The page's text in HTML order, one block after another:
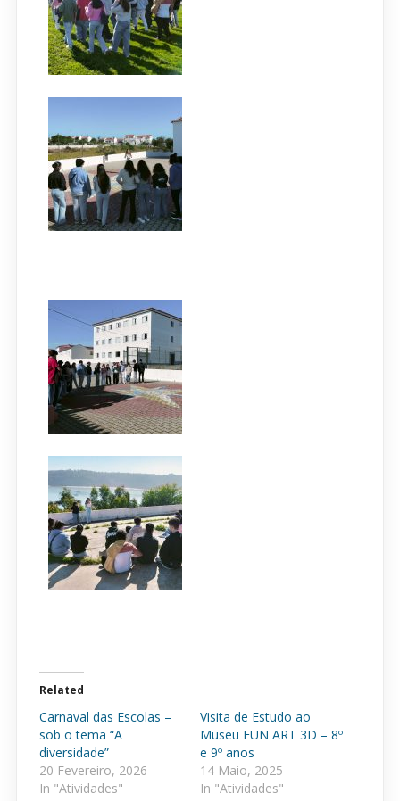
Related
Carnaval das Escolas –
sob o tema “A
diversidade”
20 Fevereiro, 2026
In "Atividades"
Visita de Estudo ao
Museu FUN ART 3D – 8º
e 9º anos
14 Maio, 2025
In "Atividades"